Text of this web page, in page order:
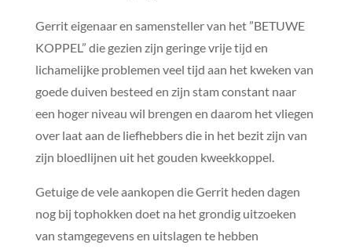
Gerrit eigenaar en samensteller van het ”BETUWE
KOPPEL” die gezien zijn geringe vrije tijd en
lichamelijke problemen veel tijd aan het kweken van
goede duiven besteed en zijn stam constant naar
een hoger niveau wil brengen en daarom het vliegen
over laat aan de liefhebbers die in het bezit zijn van
zijn bloedlijnen uit het gouden kweekkoppel.
Getuige de vele aankopen die Gerrit heden dagen
nog bij tophokken doet na het grondig uitzoeken
van stamgegevens en uitslagen te hebben